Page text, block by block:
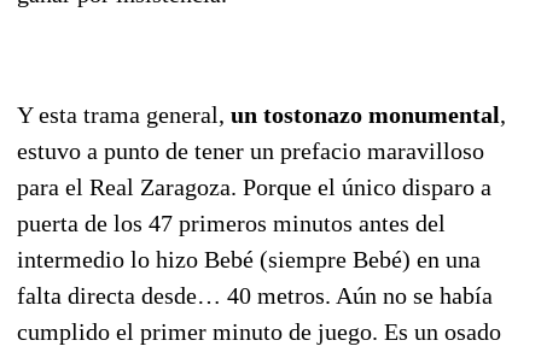
Y esta trama general, un tostonazo monumental,
estuvo a punto de tener un prefacio maravilloso
para el Real Zaragoza. Porque el único disparo a
puerta de los 47 primeros minutos antes del
intermedio lo hizo Bebé (siempre Bebé) en una
falta directa desde… 40 metros. Aún no se había
cumplido el primer minuto de juego. Es un osado